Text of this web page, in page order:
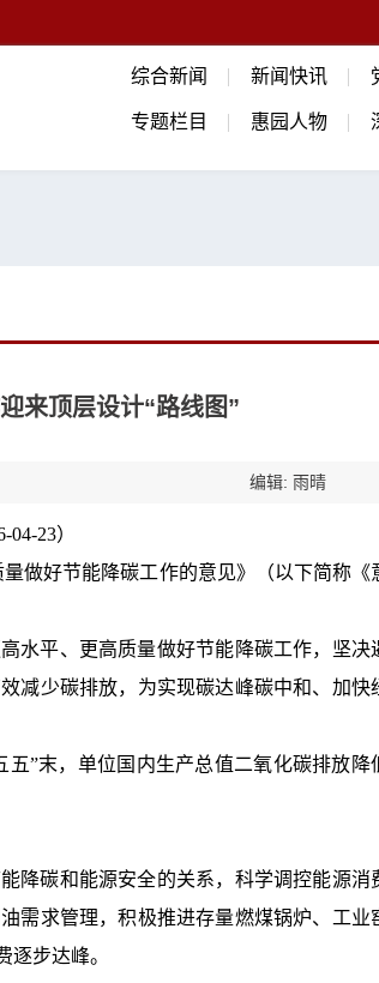
综合新闻 新闻快讯
专题栏目 惠园人物
来顶层设计“路线图”
编辑: 雨晴
23）
做好节能降碳工作的意见》（以下简称《
水平、更高质量做好节能降碳工作，坚决
减少碳排放，为实现碳达峰碳中和、加快
五”末，单位国内生产总值二氧化碳排放降
降碳和能源安全的关系，科学调控能源消
需求管理，积极推进存量燃煤锅炉、工业
步达峰。